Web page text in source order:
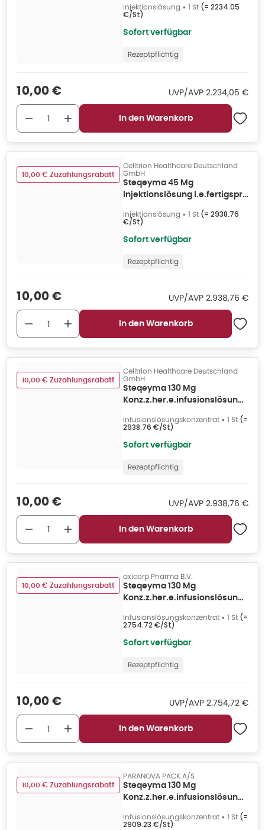
Injektionslösung • 1 St (= 2234.05
€/St)
Sofort verfügbar
Rezeptpflichtig
Verkaufspreis
10,00 € UVP/AVP UVP/AVP
2.234,05 €
In den Warenkorb
10,00 € Zuzahlungsrabatt
Celltrion Healthcare Deutschland
GmbH
Steqeyma 45 Mg
Injektionslösung I.e.fertigspr.
Injektionslösung • 1 St (= 2938.76
€/St)
Sofort verfügbar
Rezeptpflichtig
Verkaufspreis
10,00 € UVP/AVP UVP/AVP
2.938,76 €
In den Warenkorb
10,00 € Zuzahlungsrabatt
Celltrion Healthcare Deutschland
GmbH
Steqeyma 130 Mg
Konz.z.her.e.infusionslösung
Infusionslösungskonzentrat • 1 St (=
2938.76 €/St)
Sofort verfügbar
Rezeptpflichtig
Verkaufspreis
10,00 € UVP/AVP UVP/AVP
2.938,76 €
In den Warenkorb
10,00 € Zuzahlungsrabatt
axicorp Pharma B.V.
Steqeyma 130 Mg
Konz.z.her.e.infusionslösung
Infusionslösungskonzentrat • 1 St (=
2754.72 €/St)
Sofort verfügbar
Rezeptpflichtig
Verkaufspreis
10,00 € UVP/AVP UVP/AVP :
2.754,72 €
In den Warenkorb
10,00 € Zuzahlungsrabatt
PARANOVA PACK A/S
Steqeyma 130 Mg
Konz.z.her.e.infusionslösung
Infusionslösungskonzentrat • 1 St (=
2909.23 €/St)